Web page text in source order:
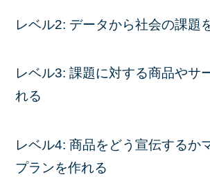
レベル2: データから社会の課題
レベル3: 課題に対する商品やサ
れる
レベル4: 商品をどう宣伝するか
プランを作れる